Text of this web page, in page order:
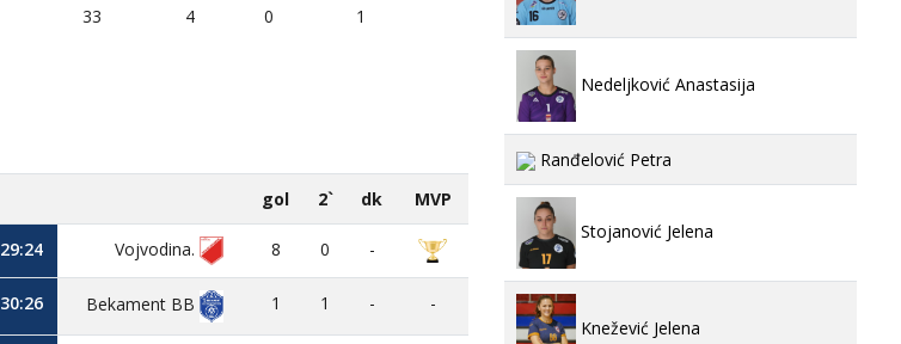
33 4 0 1
gol 2` dk MVP
29:24 Vojvodina. 8 0 -
30:26 Bekament BB 1 1 - -
Nedeljković Anastasija
Ranđelović Petra
Stojanović Jelena
Knežević Jelena